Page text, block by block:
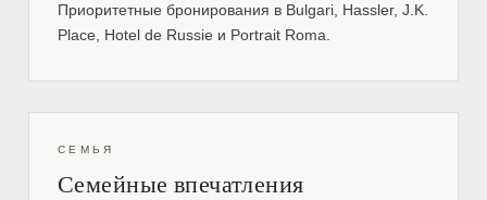
Приоритетные бронирования в Bulgari, Hassler, J.K.
Place, Hotel de Russie и Portrait Roma.
СЕМЬЯ
Семейные впечатления